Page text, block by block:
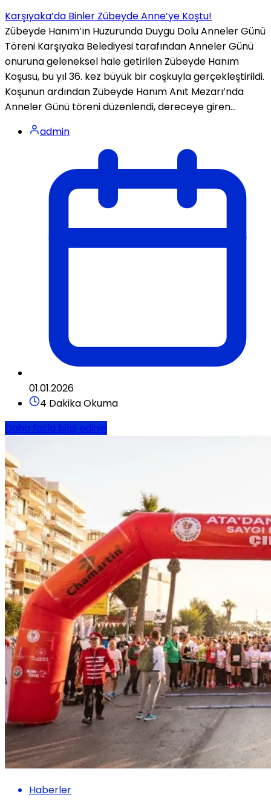
Karşıyaka’da Binler Zübeyde Anne’ye Koştu!
Zübeyde Hanım’ın Huzurunda Duygu Dolu Anneler Günü
Töreni Karşıyaka Belediyesi tarafından Anneler Günü
onuruna geleneksel hale getirilen Zübeyde Hanım
Koşusu, bu yıl 36. kez büyük bir coşkuyla gerçekleştirildi.
Koşunun ardından Zübeyde Hanım Anıt Mezarı’nda
Anneler Günü töreni düzenlendi, dereceye giren...
admin
01.01.2026
4 Dakika Okuma
Daha fazla bilgi edinin
Haberler